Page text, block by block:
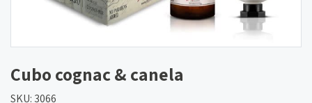
Cubo cognac & canela
SKU: 3066